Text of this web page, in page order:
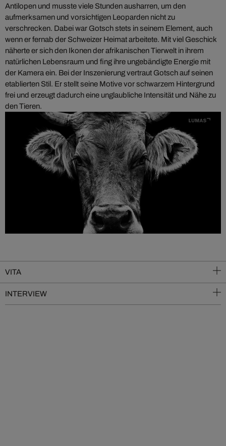
Antilopen und musste viele Stunden ausharren, um den
aufmerksamen und vorsichtigen Leoparden nicht zu
verschrecken. Dabei war Gotsch stets in seinem Element, auch
wenn er fernab der Schweizer Heimat arbeitete. Mit viel Geschick
näherte er sich den Ikonen der afrikanischen Tierwelt in ihrem
natürlichen Lebensraum und fing ihre ungebändigte Energie mit
der Kamera ein. Bei der Inszenierung vertraut Gotsch auf seinen
etablierten Stil. Er stellt seine Motive vor schwarzem Hintergrund
frei und erzeugt dadurch eine unglaubliche Intensität und Nähe zu
den Tieren.
VITA
INTERVIEW